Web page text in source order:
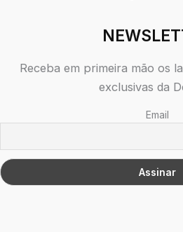
Receba em primeira mão os
exclusivas da
Email